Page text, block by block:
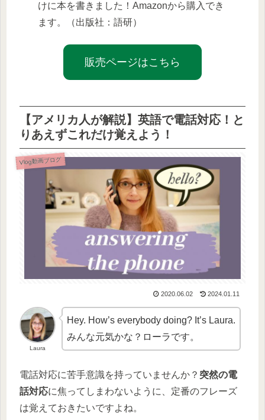
けに本を書きました！Amazonから購入でき
ます。（出版社：語研）
販売ページはこちら
【アメリカ人が解説】英語で電話対応！と
りあえずこれだけ覚えよう！
Vlog動画ブログ
2020.06.02 2024.01.11
Laura
Hey. How’s everybody doing? It’s Laura.
みんな元気かな？ローラです。
電話対応に苦手意識を持っていませんか？ 突然の電
話対応に焦ってしまわないように、定番のフレーズ
は覚えておきたいですよね。